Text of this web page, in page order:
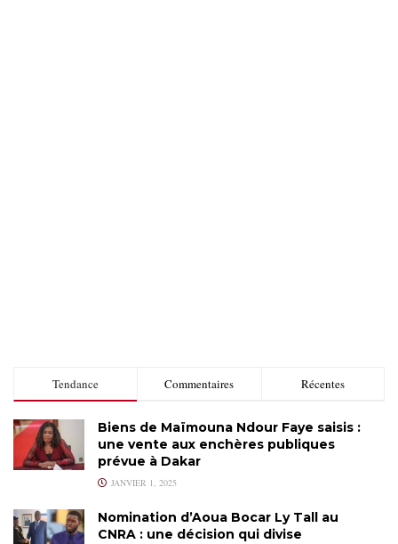
Tendance Commentaires Récentes
Biens de Maïmouna Ndour Faye saisis :
une vente aux enchères publiques
prévue à Dakar
JANVIER 1, 2025
Nomination d’Aoua Bocar Ly Tall au
CNRA : une décision qui divise